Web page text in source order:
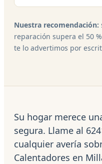
Nuestra recomendación:
reparación supera el 50
te lo advertimos por
Su hogar merece
segura. Llame al
cualquier avería
Calentadores en